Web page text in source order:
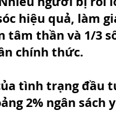
hiệu quả, làm
tâm thần và 1/3
chính thức.
tình trạng đầu
2% ngân